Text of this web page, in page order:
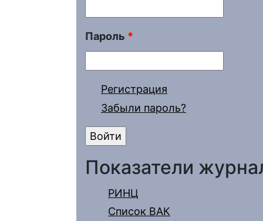
Пароль *
Регистрация
Забыли пароль?
Показатели
РИНЦ
Список ВАК